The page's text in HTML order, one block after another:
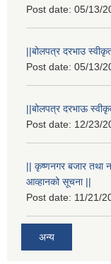
Post date: 05/13/
||बोलपत्र दरभाउ
Post date: 05/13/
||बोलपत्र दरभाऊ
Post date: 12/23/
|| कृष्णनगर बजार तथा
आव्हानको सूचना ||
Post date: 11/21/
अन्य